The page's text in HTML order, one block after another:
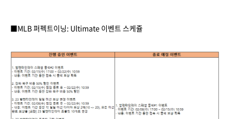
■MLB 퍼펙트이닝: Ultimate 이벤트 스케쥴